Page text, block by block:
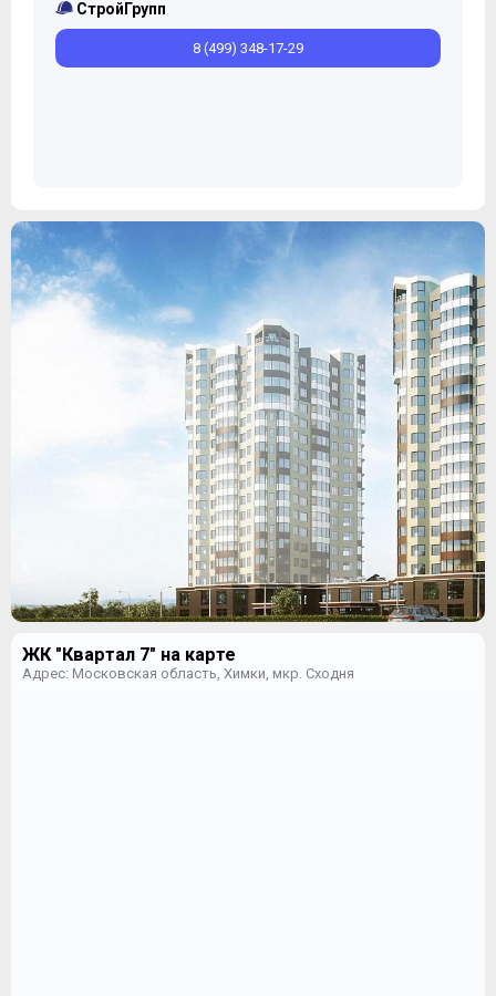
СтройГрупп
8 (499) 348-17-29
ЖК "Квартал 7" на карте
Адрес: Московская область, Химки, мкр. Сходня